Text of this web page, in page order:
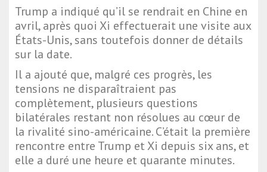
Trump a indiqué qu’il se rendrait en Chine en
avril, après quoi Xi effectuerait une visite aux
États-Unis, sans toutefois donner de détails
sur la date.
Il a ajouté que, malgré ces progrès, les
tensions ne disparaîtraient pas
complètement, plusieurs questions
bilatérales restant non résolues au cœur de
la rivalité sino-américaine. C’était la première
rencontre entre Trump et Xi depuis six ans, et
elle a duré une heure et quarante minutes.